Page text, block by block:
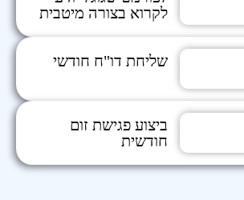
לקרוא בצורה מיטבית
שליחת דו"ח חודשי
ביצוע פגישת זום
חודשית